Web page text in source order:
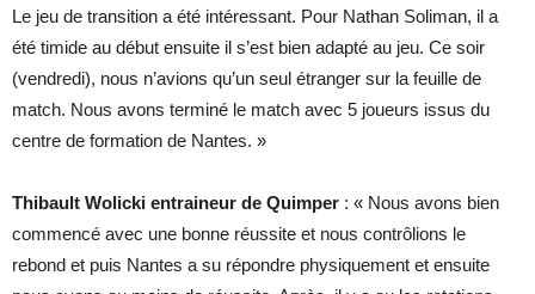
Le jeu de transition a été intéressant. Pour Nathan Soliman, il a
été timide au début ensuite il s’est bien adapté au jeu. Ce soir
(vendredi), nous n’avions qu’un seul étranger sur la feuille de
match. Nous avons terminé le match avec 5 joueurs issus du
centre de formation de Nantes. »
Thibault Wolicki entraineur de Quimper : « Nous avons bien
commencé avec une bonne réussite et nous contrôlions le
rebond et puis Nantes a su répondre physiquement et ensuite